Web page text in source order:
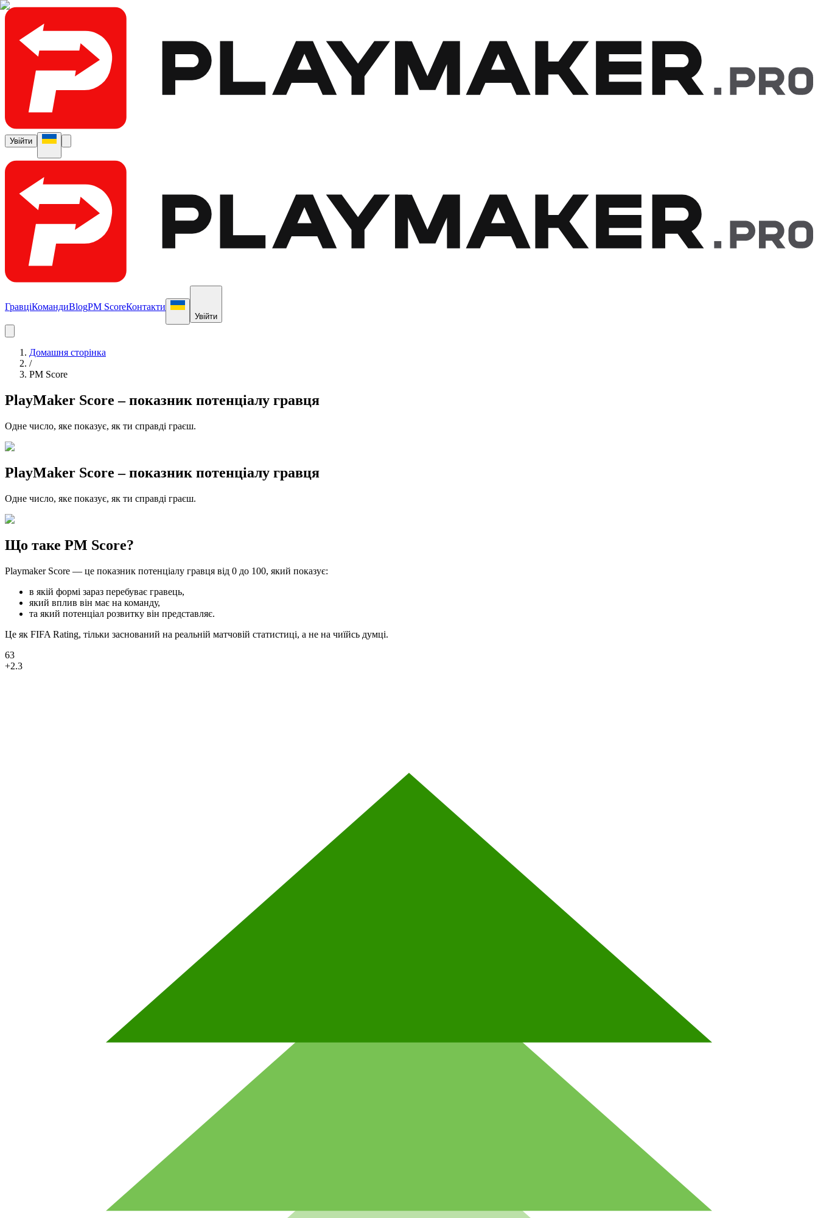
Увійти
ГравціКомандиBlogPM ScoreКонтакти
Увійти
Домашня сторінка
/
PM Score
PlayMaker Score – показник потенціалу гравця
Одне число, яке показує, як ти справді граєш.
PlayMaker Score – показник потенціалу гравця
Одне число, яке показує, як ти справді граєш.
Що таке PM Score?
Playmaker Score — це показник потенціалу гравця від 0 до 100, який показує:
в якій формі зараз перебуває гравець,
який вплив він має на команду,
та який потенціал розвитку він представляє.
Це як FIFA Rating, тільки заснований на реальній матчовій статистиці, а не на чиїйсь думці.
63
+2.3